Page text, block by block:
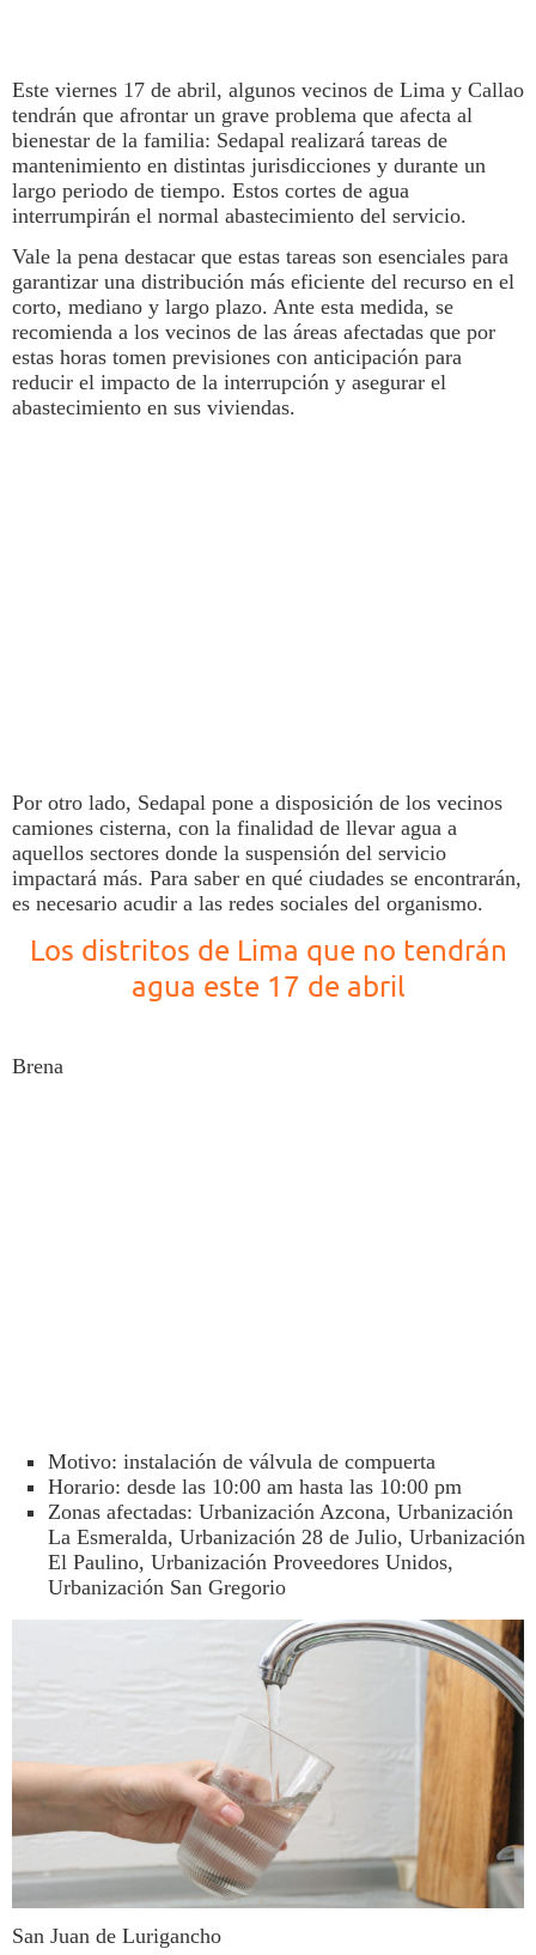
Este viernes 17 de abril, algunos vecinos de Limay Callao
tendrán que afrontar un grave problema que afecta al
bienestar de la familia: Sedapalrealizará tareas de
mantenimiento en distintas jurisdicciones y durante un
largo periodo de tiempo. Estos cortes de agua
interrumpirán el normal abastecimiento del servicio.
Vale la pena destacar que estas tareas son esenciales para
garantizar una distribución más eficiente del recurso en el
corto, mediano y largo plazo. Ante esta medida, se
recomienda a los vecinos de las áreas afectadas que por
estas horas tomen previsiones con anticipación para
reducir el impacto de la interrupción y asegurar el
abastecimiento en sus viviendas.
Por otro lado, Sedapal pone a disposición de los vecinos
camiones cisterna, con la finalidad de llevar agua a
aquellos sectores donde la suspensión del servicio
impactará más. Para saber en qué ciudades se encontrarán,
es necesario acudir a las redes sociales del organismo.
Los distritos de Lima que no tendrán
agua este 17 de abril
Brena
Motivo: instalación de válvula de compuerta
Horario: desde las 10:00 am hasta las 10:00 pm
Zonas afectadas: Urbanización Azcona, Urbanización
La Esmeralda, Urbanización 28 de Julio, Urbanización
El Paulino, Urbanización Proveedores Unidos,
Urbanización San Gregorio
San Juan de Lurigancho